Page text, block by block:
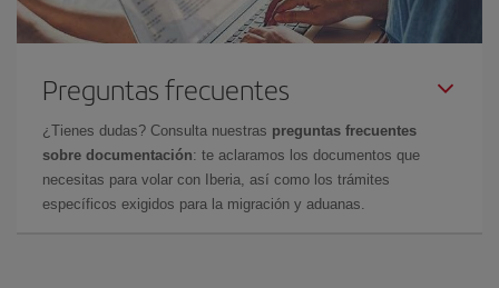
Preguntas frecuentes
¿Tienes dudas? Consulta nuestras preguntas frecuentes
sobre documentación: te aclaramos los documentos que
necesitas para volar con Iberia, así como los trámites
específicos exigidos para la migración y aduanas.